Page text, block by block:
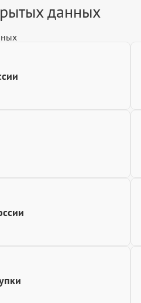
данных